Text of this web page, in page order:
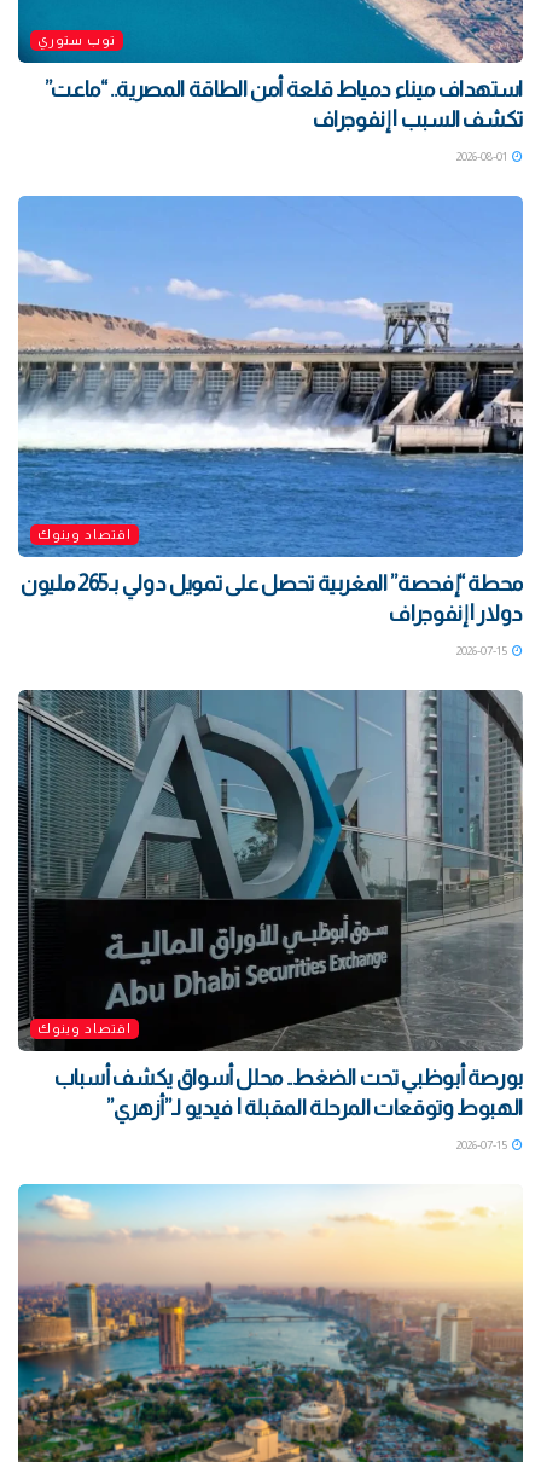
توب ستوري
استهداف ميناء دمياط قلعة أمن الطاقة المصرية.. “ماعت”
تكشف السبب | إنفوجراف
اقتصاد وبنوك
محطة “إفحصة” المغربية تحصل على تمويل دولي بـ265 مليون
دولار | إنفوجراف
اقتصاد وبنوك
بورصة أبوظبي تحت الضغط.. محلل أسواق يكشف أسباب
الهبوط وتوقعات المرحلة المقبلة | فيديو لـ”أزهري”